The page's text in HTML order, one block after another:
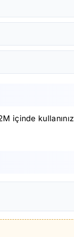
içinde